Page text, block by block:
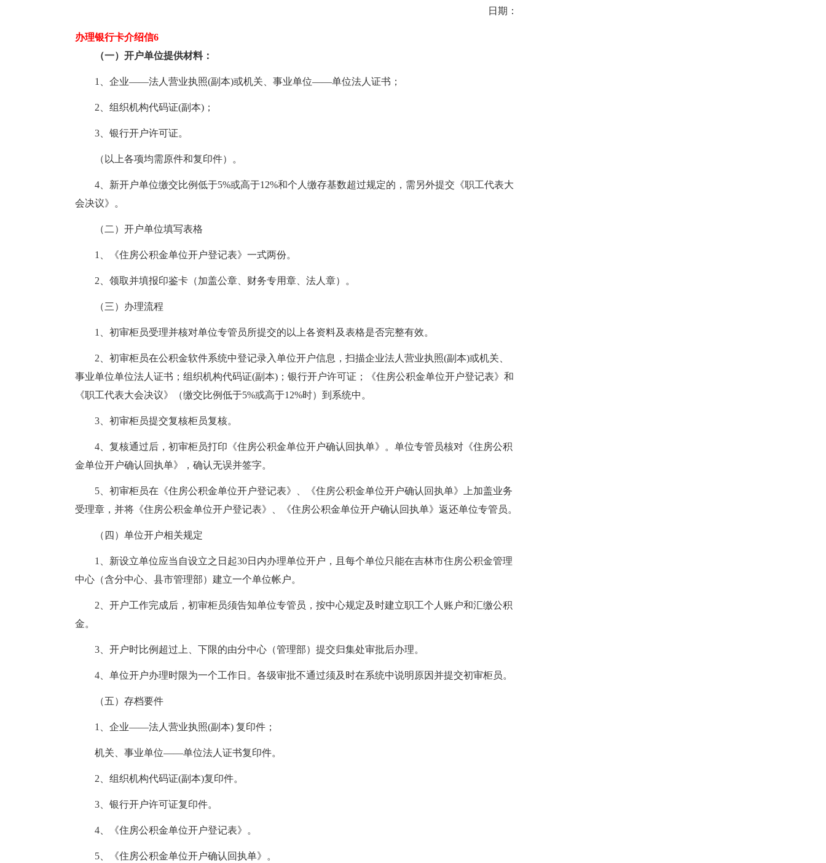
日期：
办理银行卡介绍信6
（一）开户单位提供材料：
1、企业——法人营业执照(副本)或机关、事业单位——单位法人证书；
2、组织机构代码证(副本)；
3、银行开户许可证。
（以上各项均需原件和复印件）。
4、新开户单位缴交比例低于5%或高于12%和个人缴存基数超过规定的，需另外提交《职工代表大
会决议》。
（二）开户单位填写表格
1、《住房公积金单位开户登记表》一式两份。
2、领取并填报印鉴卡（加盖公章、财务专用章、法人章）。
（三）办理流程
1、初审柜员受理并核对单位专管员所提交的以上各资料及表格是否完整有效。
2、初审柜员在公积金软件系统中登记录入单位开户信息，扫描企业法人营业执照(副本)或机关、
事业单位单位法人证书；组织机构代码证(副本)；银行开户许可证；《住房公积金单位开户登记表》和
《职工代表大会决议》（缴交比例低于5%或高于12%时）到系统中。
3、初审柜员提交复核柜员复核。
4、复核通过后，初审柜员打印《住房公积金单位开户确认回执单》。单位专管员核对《住房公积
金单位开户确认回执单》，确认无误并签字。
5、初审柜员在《住房公积金单位开户登记表》、《住房公积金单位开户确认回执单》上加盖业务
受理章，并将《住房公积金单位开户登记表》、《住房公积金单位开户确认回执单》返还单位专管员。
（四）单位开户相关规定
1、新设立单位应当自设立之日起30日内办理单位开户，且每个单位只能在吉林市住房公积金管理
中心（含分中心、县市管理部）建立一个单位帐户。
2、开户工作完成后，初审柜员须告知单位专管员，按中心规定及时建立职工个人账户和汇缴公积
金。
3、开户时比例超过上、下限的由分中心（管理部）提交归集处审批后办理。
4、单位开户办理时限为一个工作日。各级审批不通过须及时在系统中说明原因并提交初审柜员。
（五）存档要件
1、企业——法人营业执照(副本) 复印件；
机关、事业单位——单位法人证书复印件。
2、组织机构代码证(副本)复印件。
3、银行开户许可证复印件。
4、《住房公积金单位开户登记表》。
5、《住房公积金单位开户确认回执单》。